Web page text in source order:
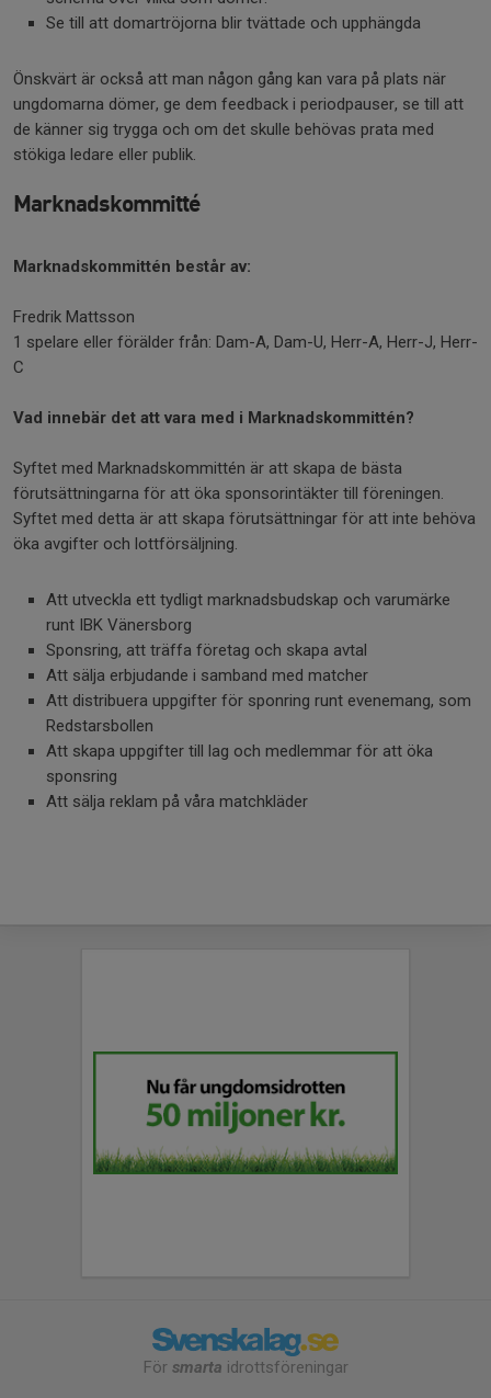
Se till att domartröjorna blir tvättade och upphängda
Önskvärt är också att man någon gång kan vara på plats när
ungdomarna dömer, ge dem feedback i periodpauser, se till att
de känner sig trygga och om det skulle behövas prata med
stökiga ledare eller publik.
Marknadskommitté
Marknadskommittén består av:
Fredrik Mattsson
1 spelare eller förälder från: Dam-A, Dam-U, Herr-A, Herr-J, Herr-
C
Vad innebär det att vara med i Marknadskommittén?
Syftet med Marknadskommittén är att skapa de bästa
förutsättningarna för att öka sponsorintäkter till föreningen.
Syftet med detta är att skapa förutsättningar för att inte behöva
öka avgifter och lottförsäljning.
Att utveckla ett tydligt marknadsbudskap och varumärke
runt IBK Vänersborg
Sponsring, att träffa företag och skapa avtal
Att sälja erbjudande i samband med matcher
Att distribuera uppgifter för sponring runt evenemang, som
Redstarsbollen
Att skapa uppgifter till lag och medlemmar för att öka
sponsring
Att sälja reklam på våra matchkläder
För smarta idrottsföreningar